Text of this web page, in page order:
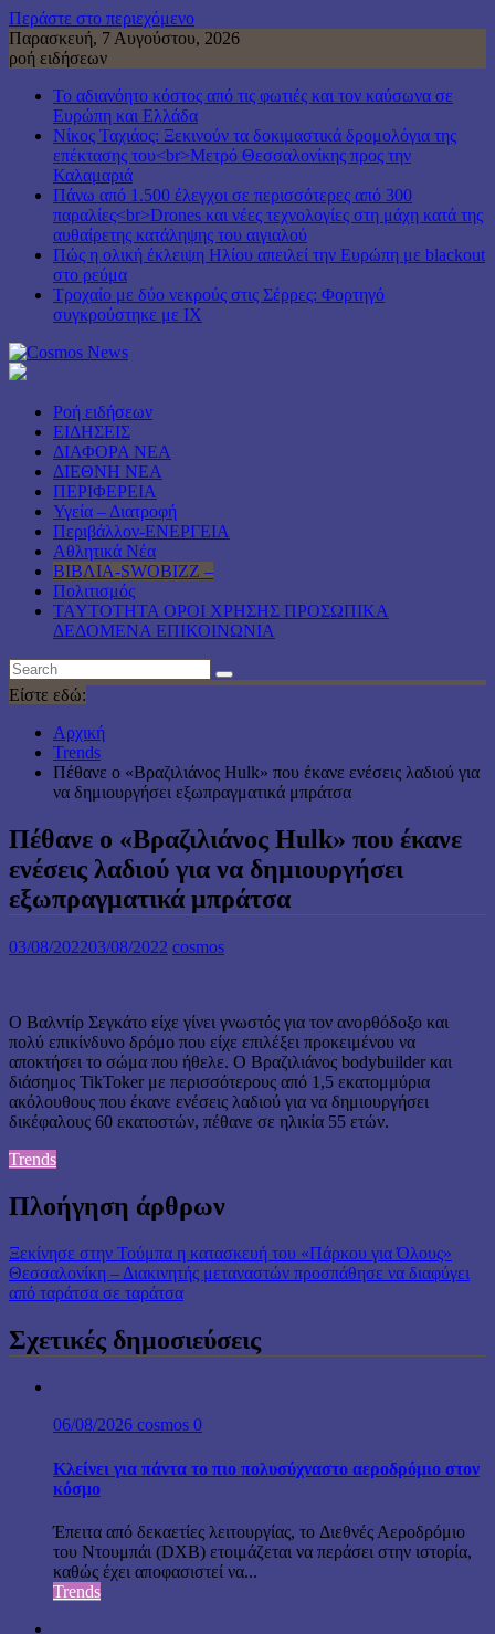
Περάστε στο περιεχόμενο
Παρασκευή, 7 Αυγούστου, 2026
ροή ειδήσεων
Το αδιανόητο κόστος από τις φωτιές και τον καύσωνα σε
Ευρώπη και Ελλάδα
Νίκος Ταχιάος: Ξεκινούν τα δοκιμαστικά δρομολόγια της
επέκτασης του<br>Μετρό Θεσσαλονίκης προς την
Καλαμαριά
Πάνω από 1.500 έλεγχοι σε περισσότερες από 300
παραλίες<br>Drones και νέες τεχνολογίες στη μάχη κατά της
αυθαίρετης κατάληψης του αιγιαλού
Πώς η ολική έκλειψη Ηλίου απειλεί την Ευρώπη με blackout
στο ρεύμα
Τροχαίο με δύο νεκρούς στις Σέρρες: Φορτηγό
συγκρούστηκε με ΙΧ
Ροή ειδήσεων
ΕΙΔΗΣΕΙΣ
ΔΙΑΦΟΡΑ ΝΕΑ
ΔΙΕΘΝΗ ΝΕΑ
ΠΕΡΙΦΕΡΕΙΑ
Υγεία – Διατροφή
Περιβάλλον-ΕΝΕΡΓΕΙΑ
Αθλητικά Νέα
ΒΙΒΛΙΑ-SWOBIZZ –
Πολιτισμός
TAYTOTHTA ΟΡΟΙ ΧΡΗΣΗΣ ΠΡΟΣΩΠΙΚΑ
ΔΕΔΟΜΕΝΑ ΕΠΙΚΟΙΝΩΝΙΑ
Είστε εδώ:
Αρχική
Trends
Πέθανε ο «Βραζιλιάνος Hulk» που έκανε ενέσεις λαδιού για
να δημιουργήσει εξωπραγματικά μπράτσα
Πέθανε ο «Βραζιλιάνος Hulk» που έκανε
ενέσεις λαδιού για να δημιουργήσει
εξωπραγματικά μπράτσα
03/08/202203/08/2022 cosmos
Ο Βαλντίρ Σεγκάτο είχε γίνει γνωστός για τον ανορθόδοξο και
πολύ επικίνδυνο δρόμο που είχε επιλέξει προκειμένου να
αποκτήσει το σώμα που ήθελε. Ο Βραζιλιάνος bodybuilder και
διάσημος TikToker με περισσότερους από 1,5 εκατομμύρια
ακόλουθους που έκανε ενέσεις λαδιού για να δημιουργήσει
δικέφαλους 60 εκατοστών, πέθανε σε ηλικία 55 ετών.
Trends
Πλοήγηση άρθρων
Ξεκίνησε στην Τούμπα η κατασκευή του «Πάρκου για Όλους»
Θεσσαλονίκη – Διακινητής μεταναστών προσπάθησε να διαφύγει
από ταράτσα σε ταράτσα
Σχετικές δημοσιεύσεις
06/08/2026 cosmos 0
Κλείνει για πάντα το πιο πολυσύχναστο αεροδρόμιο στον
κόσμο
Έπειτα από δεκαετίες λειτουργίας, το Διεθνές Αεροδρόμιο
του Ντουμπάι (DXB) ετοιμάζεται να περάσει στην ιστορία,
καθώς έχει αποφασιστεί να...
Trends